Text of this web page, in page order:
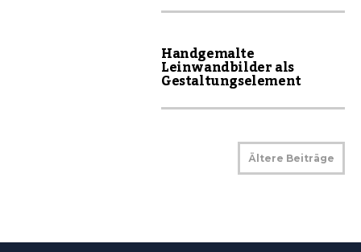
Handgemalte
Leinwandbilder als
Gestaltungselement
Ältere Beiträge